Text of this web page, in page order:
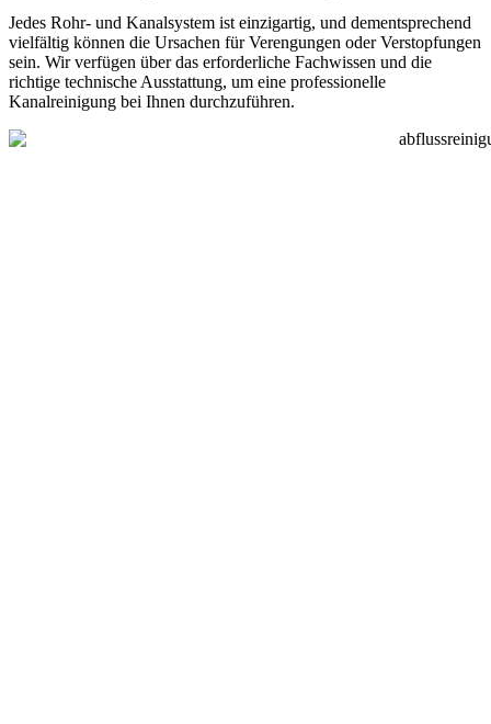
Jedes Rohr- und Kanalsystem ist einzigartig, und dementsprechend
vielfältig können die Ursachen für Verengungen oder Verstopfungen
sein. Wir verfügen über das erforderliche Fachwissen und die
richtige technische Ausstattung, um eine professionelle
Kanalreinigung bei Ihnen durchzuführen.